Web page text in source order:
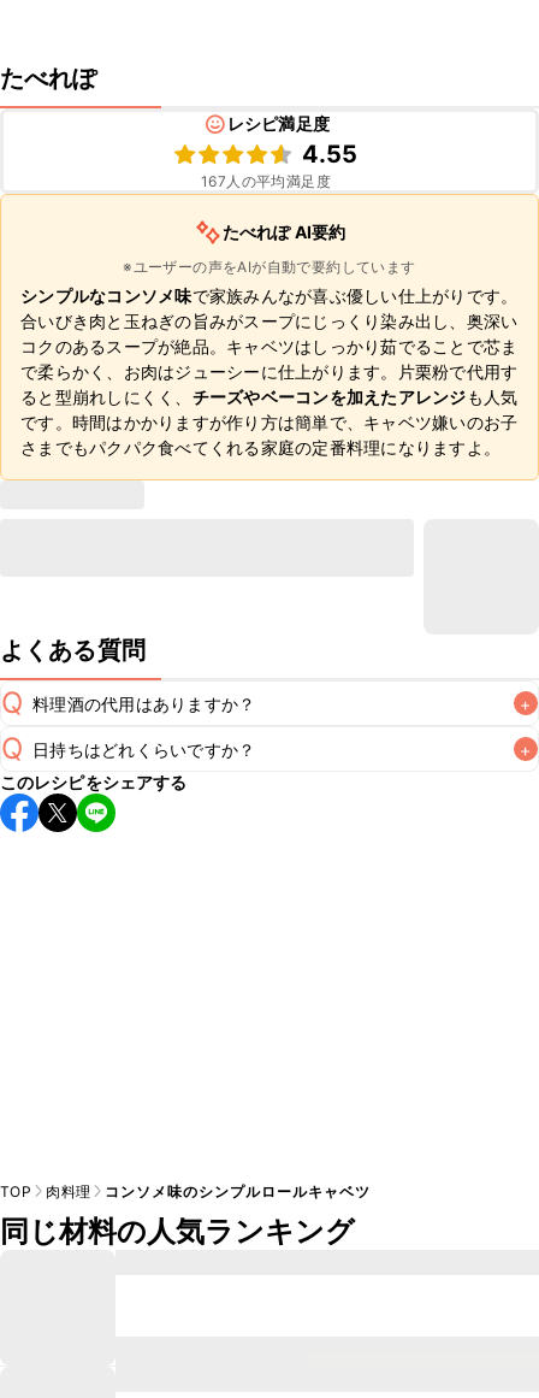
たべれぽ
レシピ満足度
4.55
167 人の平均満足度
たべれぽ AI要約
※ユーザーの声をAIが自動で要約しています
シンプルなコンソメ味で家族みんなが喜ぶ優しい仕上がりです。
合いびき肉と玉ねぎの旨みがスープにじっくり染み出し、奥深い
コクのあるスープが絶品。キャベツはしっかり茹でることで芯ま
で柔らかく、お肉はジューシーに仕上がります。片栗粉で代用す
ると型崩れしにくく、 チーズやベーコンを加えたアレンジも人気
です。時間はかかりますが作り方は簡単で、キャベツ嫌いのお子
さまでもパクパク食べてくれる家庭の定番料理になりますよ。
よくある質問
Q 料理酒の代用はありますか？ +
A
Q 日持ちはどれくらいですか？ +
保存期間は冷蔵で翌日中が目安です。なるべくお早めにお召
し上がりください。
このレシピをシェアする
TOP 肉料理 コンソメ味のシンプルロールキャベツ
同じ材料の人気ランキング